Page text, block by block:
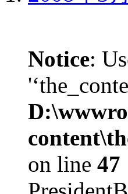
Notice:
on line 47